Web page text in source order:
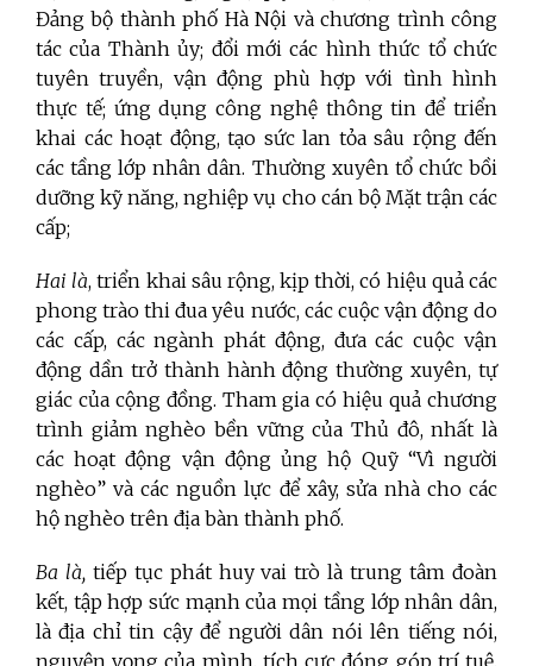
Đảng bộ thành phố Hà Nội và chương trình công
tác của Thành ủy; đổi mới các hình thức tổ chức
tuyên truyền, vận động phù hợp với tình hình
thực tế; ứng dụng công nghệ thông tin để triển
khai các hoạt động, tạo sức lan tỏa sâu rộng đến
các tầng lớp nhân dân. Thường xuyên tổ chức bồi
dưỡng kỹ năng, nghiệp vụ cho cán bộ Mặt trận các
cấp;
Hai là, triển khai sâu rộng, kịp thời, có hiệu quả các
phong trào thi đua yêu nước, các cuộc vận động do
các cấp, các ngành phát động, đưa các cuộc vận
động dần trở thành hành động thường xuyên, tự
giác của cộng đồng. Tham gia có hiệu quả chương
trình giảm nghèo bền vững của Thủ đô, nhất là
các hoạt động vận động ủng hộ Quỹ “Vì người
nghèo” và các nguồn lực để xây, sửa nhà cho các
hộ nghèo trên địa bàn thành phố.
Ba là, tiếp tục phát huy vai trò là trung tâm đoàn
kết, tập hợp sức mạnh của mọi tầng lớp nhân dân,
là địa chỉ tin cậy để người dân nói lên tiếng nói,
nguyện vọng của mình, tích cực đóng góp trí tuệ,